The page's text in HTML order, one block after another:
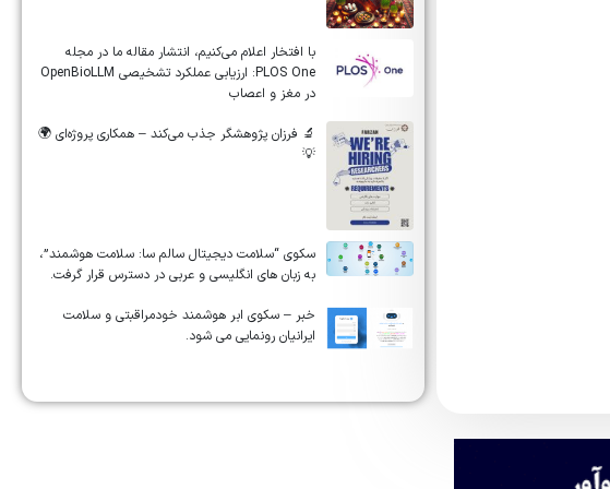
‏‏‏با افتخار اعلام می‌کنیم، انتشار مقاله ما در مجله
‎PLOS One‎: ارزیابی عملکرد تشخیصی ‎OpenBioLLM‎
در مغز و اعصاب
🔬 فرزان پژوهشگر جذب می‌کند – همکاری پروژه‌ای 🌍
💡
سکوی “سلامت دیجیتال سالم سا: سلامت هوشمند”،
به زبان های انگلیسی و عربی در دسترس قرار گرفت.
خبر – سکوی ابر هوشمند خودمراقبتی و سلامت
ایرانیان رونمایی می شود.